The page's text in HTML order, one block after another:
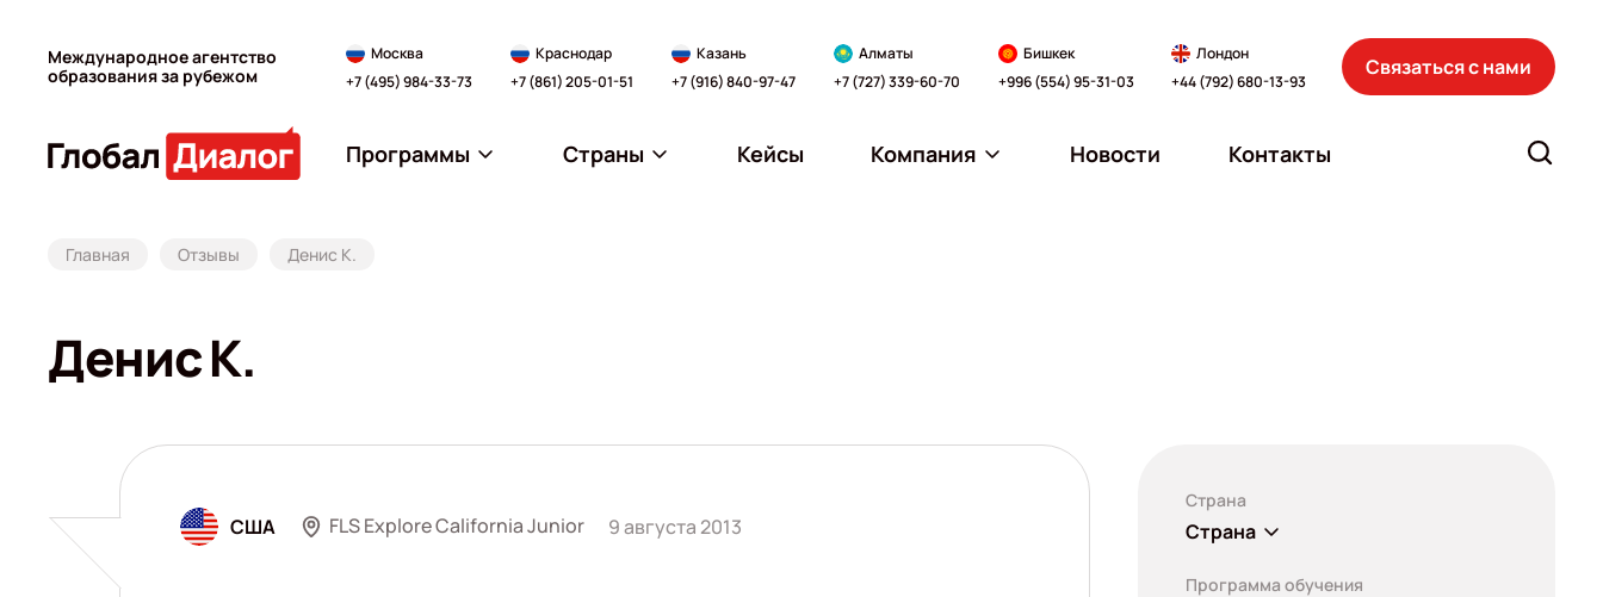
Международное агентство
образования за рубежом
Москва
+7 (495) 984-33-73
Краснодар
+7 (861) 205-01-51
Казань
+7 (916) 840-97-47
Алматы
+7 (727) 339-60-70
Бишкек
+996 (554) 95-31-03
Лондон
+44 (792) 680-13-93
Связаться с нами
Программы Страны Кейсы Компания Новости Контакты
Главная Отзывы Денис К.
Денис К.
США FLS Explore California Junior 9 августа 2013
Страна
Страна
Программа обучения